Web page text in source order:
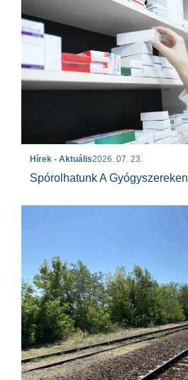
Hírek - Aktuális2026. 07. 23.
Spórolhatunk A Gyógyszereken